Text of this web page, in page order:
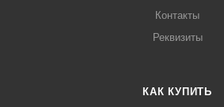
Контакты
Реквизиты
КАК КУПИТЬ